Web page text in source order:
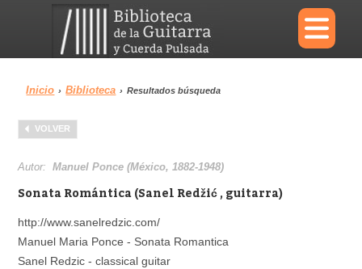
×
Menu
Biblioteca
Área personal
Inicio › Biblioteca › Resultados búsqueda
VOLVER
Autor:Manuel Ponce (México, 1882-1948)
Sonata Romántica (Sanel Redžić , guitarra)
http://www.sanelredzic.com/
Manuel Maria Ponce - Sonata Romantica
Sanel Redzic - classical guitar